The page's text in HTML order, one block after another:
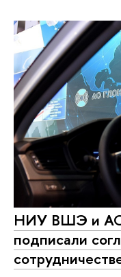
НИУ ВШЭ и
подписали